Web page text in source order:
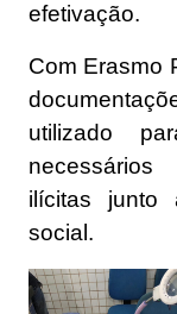
efetivação.
Com Erasmo
utilizado
ilícitas junto
social.